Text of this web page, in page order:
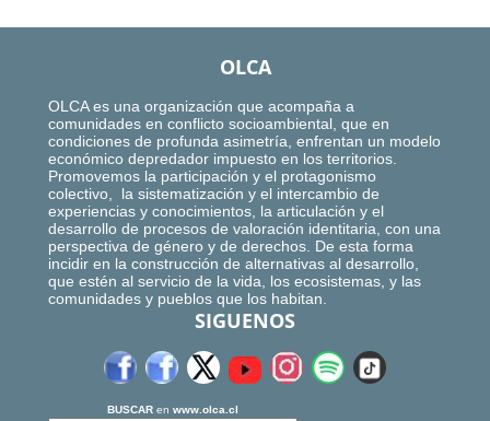
OLCA
OLCA es una organización que acompaña a
comunidades en conflicto socioambiental, que en
condiciones de profunda asimetría, enfrentan un modelo
económico depredador impuesto en los territorios.
Promovemos la participación y el protagonismo
colectivo, la sistematización y el intercambio de
experiencias y conocimientos, la articulación y el
desarrollo de procesos de valoración identitaria, con una
perspectiva de género y de derechos. De esta forma
incidir en la construcción de alternativas al desarrollo,
que estén al servicio de la vida, los ecosistemas, y las
comunidades y pueblos que los habitan.
SIGUENOS
BUSCAR en www.olca.cl